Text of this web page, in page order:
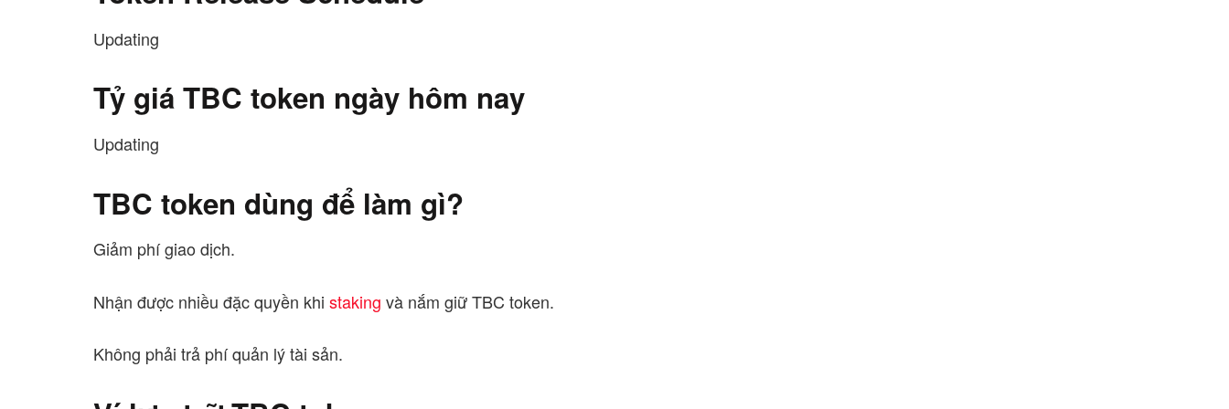
Updating
Tỷ giá TBC token ngày hôm nay
Updating
TBC token dùng để làm gì?
Giảm phí giao dịch.
Nhận được nhiều đặc quyền khi staking và nắm giữ TBC token.
Không phải trả phí quản lý tài sản.